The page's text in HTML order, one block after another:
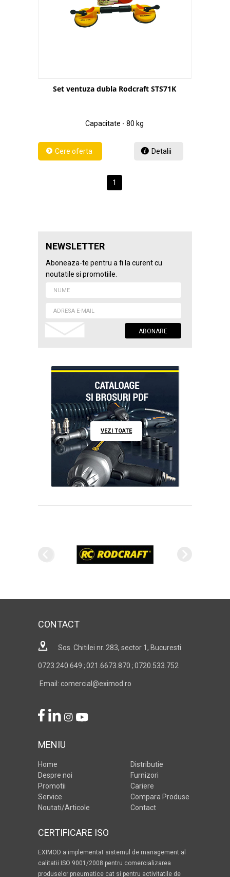
Set ventuza dubla Rodcraft STS71K
Capacitate - 80 kg
Detalii
1
NEWSLETTER
Aboneaza-te pentru a fi la curent cu
noutatile si promotiile.
VEZI TOATE
CONTACT
Sos. Chitilei nr. 283, sector 1, Bucuresti
0723.240.649 ; 021.6673.870 ; 0720.533.752
Email: comercial@eximod.ro
MENIU
Home
Despre noi
Promotii
Service
Noutati/Articole
Distributie
Furnizori
Cariere
Compara Produse
Contact
CERTIFICARE ISO
EXIMOD a implementat sistemul de management al
calitatii ISO 9001/2008 pentru comercializarea
produselor pneumatice cat si pentru activitatile de